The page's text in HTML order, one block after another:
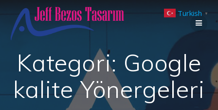
to
Kategori: Google
kalite Yönergeleri
Turkish ▼